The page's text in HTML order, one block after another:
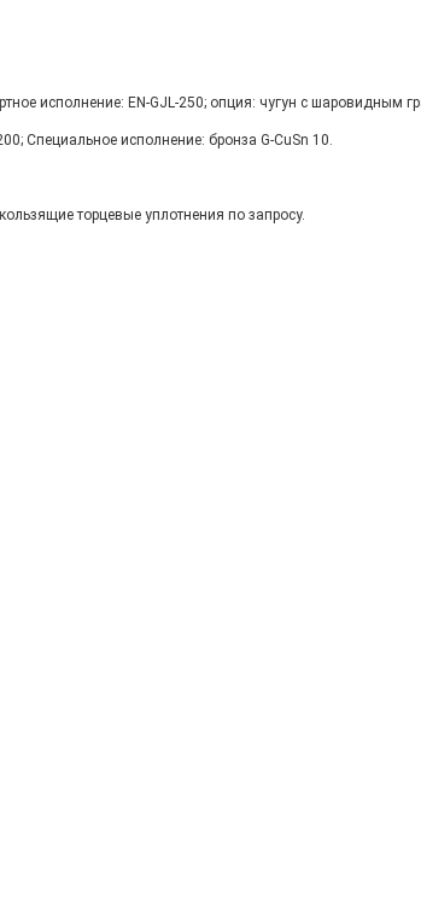
исполнение: EN-GJL-250; опция: чугун с шаровидным
Специальное исполнение: бронза G-CuSn 10.
торцевые уплотнения по запросу.